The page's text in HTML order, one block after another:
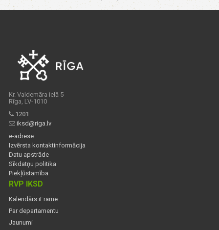
Kr. Valdemāra ielā 5
Rīga, LV-1010
1201
iksd@riga.lv
e-adrese
Izvērsta kontaktinformācija
Datu apstrāde
Sīkdatņu politika
Piekļūstamība
RVP IKSD
Kalendārs iFrame
Par departamentu
Jaunumi